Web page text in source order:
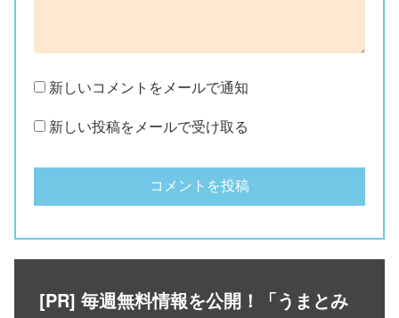
新しいコメントをメールで通知
新しい投稿をメールで受け取る
[PR] 毎週無料情報を公開！「うまとみ